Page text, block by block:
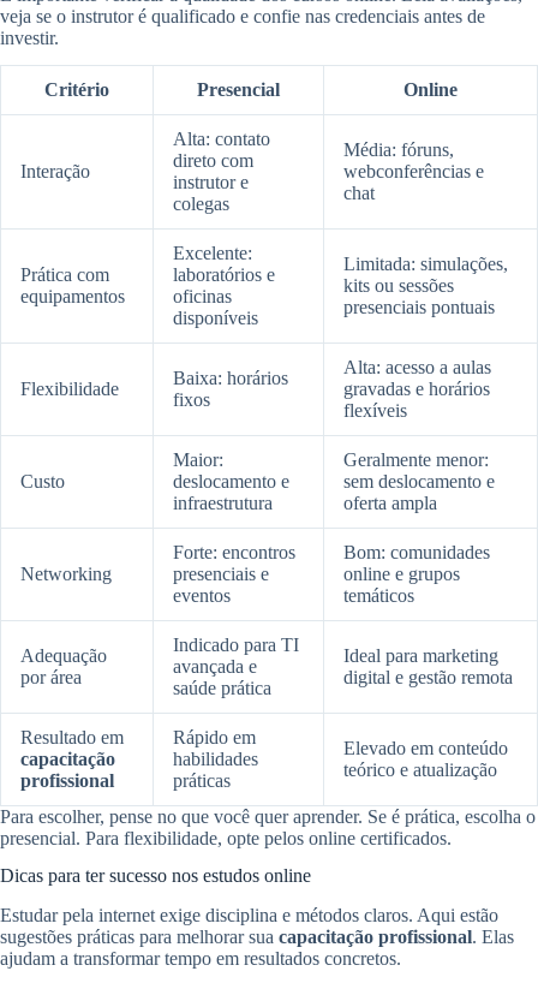
veja se o instrutor é qualificado e confie nas credenciais antes de
investir.
Critério Presencial Online
Interação
Alta: contato
direto com
instrutor e
colegas
Média: fóruns,
webconferências e
chat
Prática com
equipamentos
Excelente:
laboratórios e
oficinas
disponíveis
Limitada: simulações,
kits ou sessões
presenciais pontuais
Flexibilidade
Baixa: horários
fixos
Alta: acesso a aulas
gravadas e horários
flexíveis
Custo
Maior:
deslocamento e
infraestrutura
Geralmente menor:
sem deslocamento e
oferta ampla
Networking
Forte: encontros
presenciais e
eventos
Bom: comunidades
online e grupos
temáticos
Adequação
por área
Indicado para TI
avançada e
saúde prática
Ideal para marketing
digital e gestão remota
Resultado em
capacitação
profissional
Rápido em
habilidades
práticas
Elevado em conteúdo
teórico e atualização
Para escolher, pense no que você quer aprender. Se é prática, escolha o
presencial. Para flexibilidade, opte pelos online certificados.
Dicas para ter sucesso nos estudos online
Estudar pela internet exige disciplina e métodos claros. Aqui estão
sugestões práticas para melhorar sua capacitação profissional. Elas
ajudam a transformar tempo em resultados concretos.